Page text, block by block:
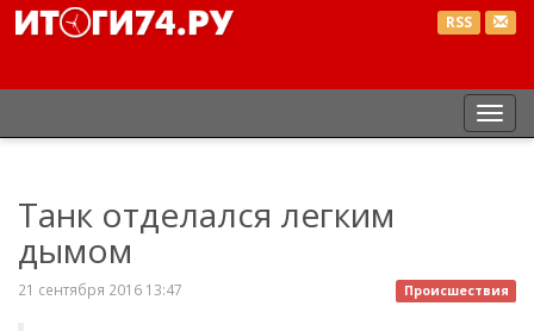
RSS
Танк отделался легким
дымом
Происшествия
21 сентября 2016 13:47